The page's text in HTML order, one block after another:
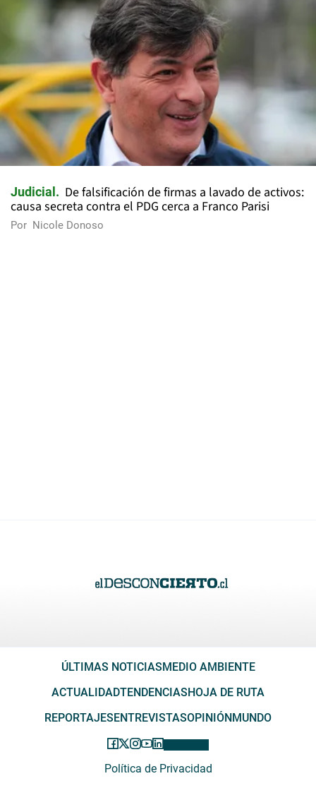
Judicial
De falsificación de firmas a lavado de activos:
causa secreta contra el PDG cerca a Franco Parisi
Por Nicole Donoso
ÚLTIMAS NOTICIAS MEDIO AMBIENTE
ACTUALIDADTENDENCIAS HOJA DE RUTA
REPORTAJES ENTREVISTASOPINIÓN MUNDO
Política de Privacidad